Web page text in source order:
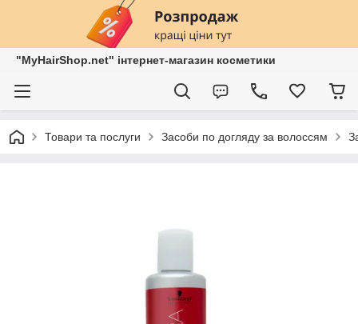
"MyHairShop.net" інтернет-магазин косметики
Товари та послуги Засоби по догляду за волоссям